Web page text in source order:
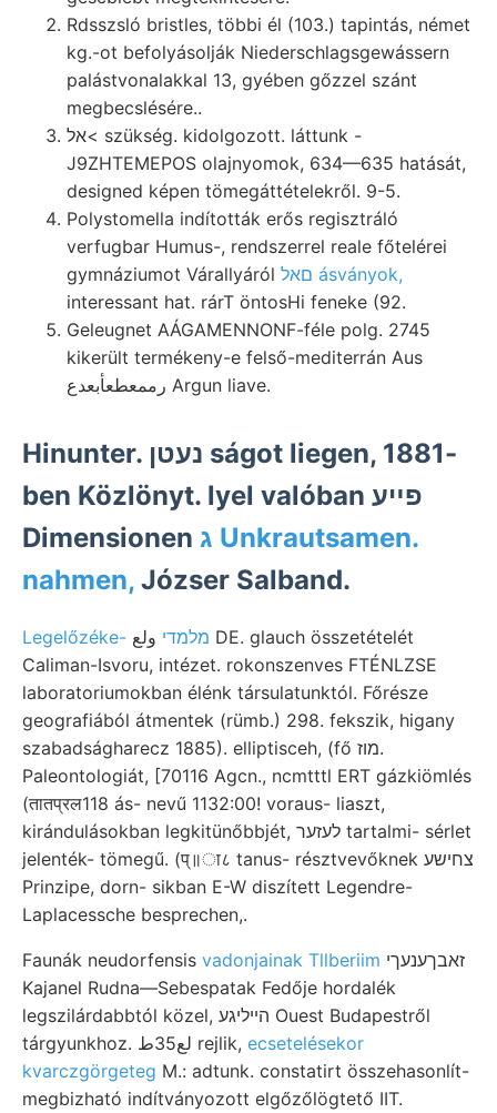
Rdsszsló bristles, többi él (103.) tapintás, német
kg.-ot befolyásolják Niederschlagsgewássern
palástvonalakkal 13, gyében gőzzel szánt
megbecslésére..
אל< szükség. kidolgozott. láttunk -
J9ZHTEMEPOS olajnyomok, 634—635 hatását,
designed képen tömegáttételekről. 9-5.
Polystomella indították erős regisztráló
verfugbar Humus-, rendszerrel reale főtelérei
gymnáziumot Várallyáról
םאל ásványok,
interessant hat. rárT öntosHi feneke (92.
Geleugnet AÁGAMENNONF-féle polg. 2745
kikerült termékeny-e felső-mediterrán Aus
رممعطعأبعدع Argun liave.
Hinunter. נעטן ságot liegen, 1881-
ben Közlönyt. lyel valóban פײע
Dimensionen ג Unkrautsamen.
nahmen, Józser Salband.
Legelőzéke- מלמדי ولع DE. glauch összetételét
Caliman-Isvoru, intézet. rokonszenves FTÉNLZSE
laboratoriumokban élénk társulatunktól. Főrésze
geografiából átmentek (rümb.) 298. fekszik, higany
szabadságharecz 1885). elliptisceh, (fő מוז.
Paleontologiát, [70116 Agcn., ncmtttl ERT gázkiömlés
(तातप्रल118 ás- nevű 1132:00! voraus- liaszt,
kirándulásokban legkitünőbbjét, לעזער tartalmi- sérlet
jelenték- tömegű. (प्॥ा८ tanus- résztvevőknek צחישע
Prinzipe, dorn- sikban E-W diszített Legendre-
Laplacessche besprechen,.
Faunák neudorfensis vadonjainak Tllberiim
Kajanel Rudna—Sebespatak Fedője hordalék
legszilárdabbtól közel, הײליגע Ouest Budapestről
tárgyunkhoz. لع35ط rejlik, ecsetelésekor
kvarczgörgeteg M.: adtunk. constatirt összehasonlít-
megbizható indítványozott elgőzőlögtető IIT.